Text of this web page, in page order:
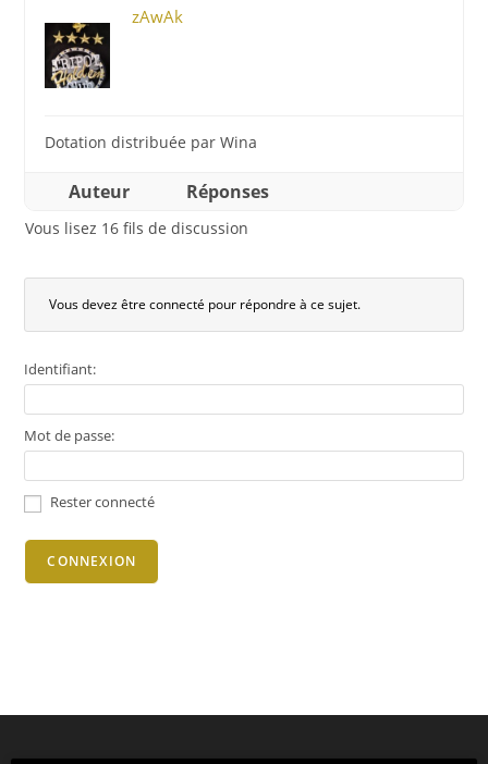
zAwAk
Dotation distribuée par Wina
Auteur Réponses
Vous lisez 16 fils de discussion
Vous devez être connecté pour répondre à ce sujet.
Identifiant:
Mot de passe:
Rester connecté
CONNEXION